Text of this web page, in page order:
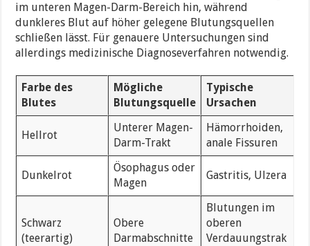
im unteren Magen-Darm-Bereich hin, während
dunkleres Blut auf höher gelegene Blutungsquellen
schließen lässt. Für genauere Untersuchungen sind
allerdings medizinische Diagnoseverfahren notwendig.
Farbe des
Blutes
Mögliche
Blutungsquelle
Typische
Ursachen
Hellrot
Unterer Magen-
Darm-Trakt
Hämorrhoiden,
anale Fissuren
Dunkelrot
Ösophagus oder
Magen
Gastritis, Ulzera
Schwarz
(teerartig)
Obere
Darmabschnitte
Blutungen im
oberen
Verdauungstrak